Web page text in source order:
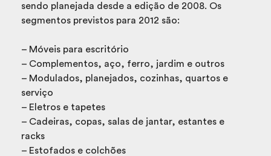
sendo planejada desde a edição de 2008. Os
segmentos previstos para 2012 são:
– Móveis para escritório
– Complementos, aço, ferro, jardim e outros
– Modulados, planejados, cozinhas, quartos e
serviço
– Eletros e tapetes
– Cadeiras, copas, salas de jantar, estantes e
racks
– Estofados e colchões